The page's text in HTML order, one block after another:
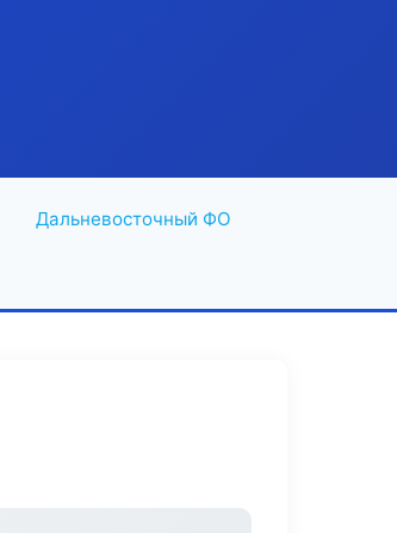
Дальневосточный ФО